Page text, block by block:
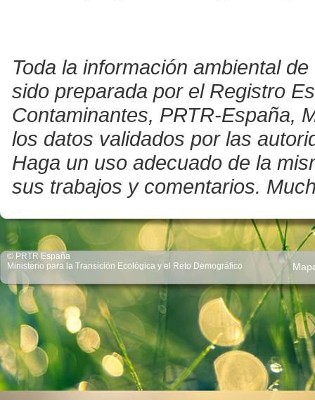
Toda la información ambiental
sido preparada por el Registro
Contaminantes, PRTR-España,
los datos validados por las
Haga un uso adecuado de la
sus trabajos y comentarios.
© PRTR España
Ministerio para la Transición Ecológica y el Reto Demográfico